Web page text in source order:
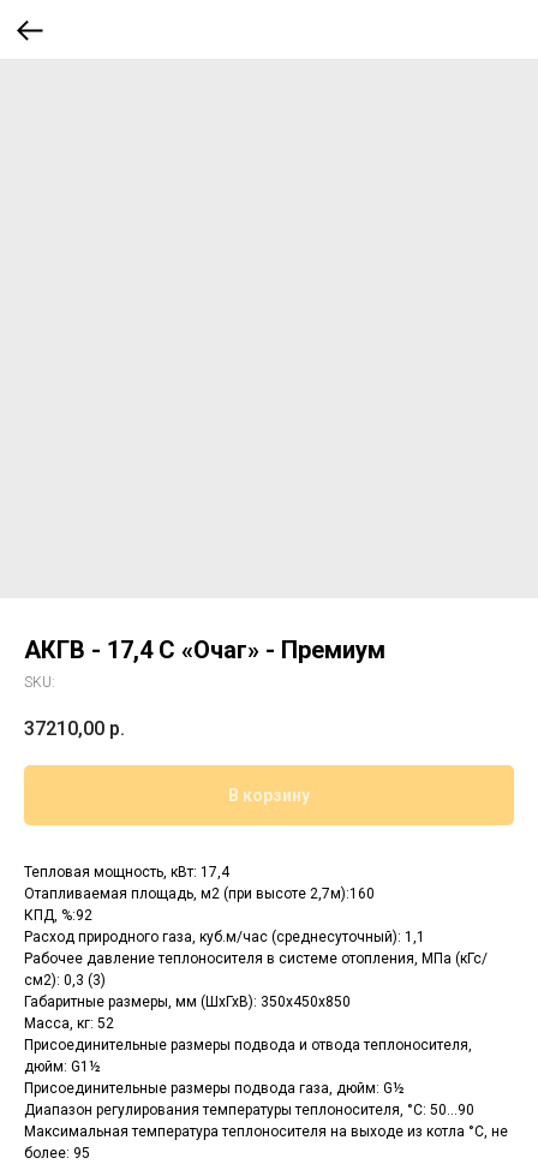
АКГВ - 17,4 С «Очаг» - Премиум
SKU:
37210,00 р.
В корзину
Тепловая мощность, кВт: 17,4
Отапливаемая площадь, м2 (при высоте 2,7м):160
КПД, %:92
Расход природного газа, куб.м/час (среднесуточный): 1,1
Рабочее давление теплоносителя в системе отопления, МПа (кГс/
см2): 0,3 (3)
Габаритные размеры, мм (ШхГхВ): 350х450х850
Масса, кг: 52
Присоединительные размеры подвода и отвода теплоносителя,
дюйм: G1½
Присоединительные размеры подвода газа, дюйм: G½
Диапазон регулирования температуры теплоносителя, °C: 50...90
Максимальная температура теплоносителя на выходе из котла °C, не
более: 95